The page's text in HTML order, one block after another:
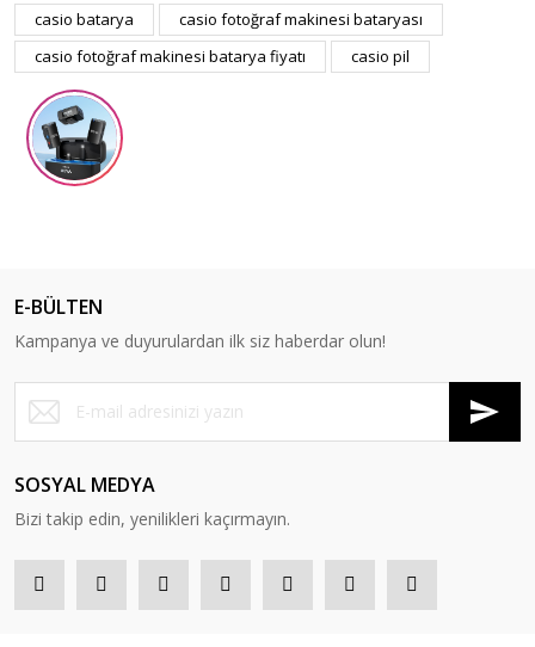
casio batarya
casio fotoğraf makinesi bataryası
casio fotoğraf makinesi batarya fiyatı
casio pil
E-BÜLTEN
Kampanya ve duyurulardan ilk siz haberdar olun!
SOSYAL MEDYA
Bizi takip edin, yenilikleri kaçırmayın.